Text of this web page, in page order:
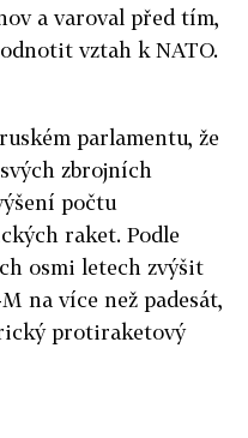
a varoval před tím,
vztah k NATO.
parlamentu, že
zbrojních
počtu
raket. Podle
osmi letech zvýšit
na více než padesát,
protiraketový